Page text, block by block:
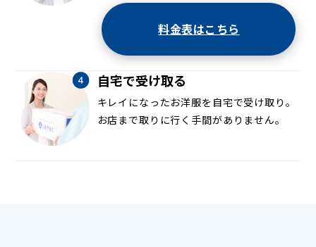
料金表はこちら
自宅で受け取る
キレイになったお洋服を自宅で受け取り。
お店まで取りに行く手間がありません。